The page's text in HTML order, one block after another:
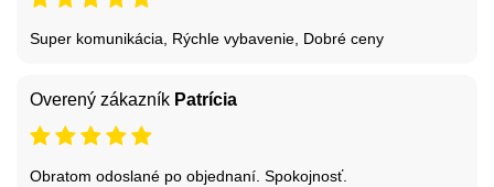
Super komunikácia, Rýchle vybavenie, Dobré ceny
Overený zákazník Patrícia
Obratom odoslané po objednaní. Spokojnosť.